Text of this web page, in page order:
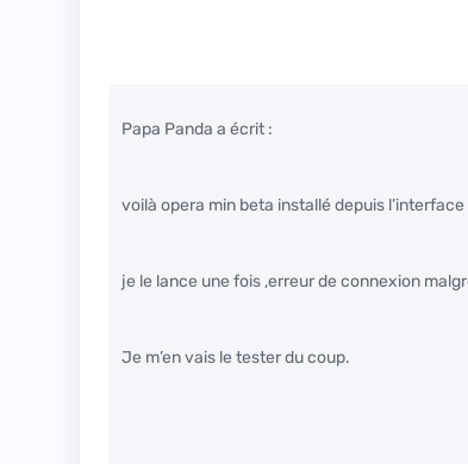
Papa Panda a écrit :
voilà opera min beta installé depuis l’interface
je le lance une fois ,erreur de connexion
Je m’en vais le tester du coup.